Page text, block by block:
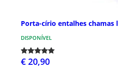
Porta-círio entalhes chamas
DISPONÍVEL
€ 20,90